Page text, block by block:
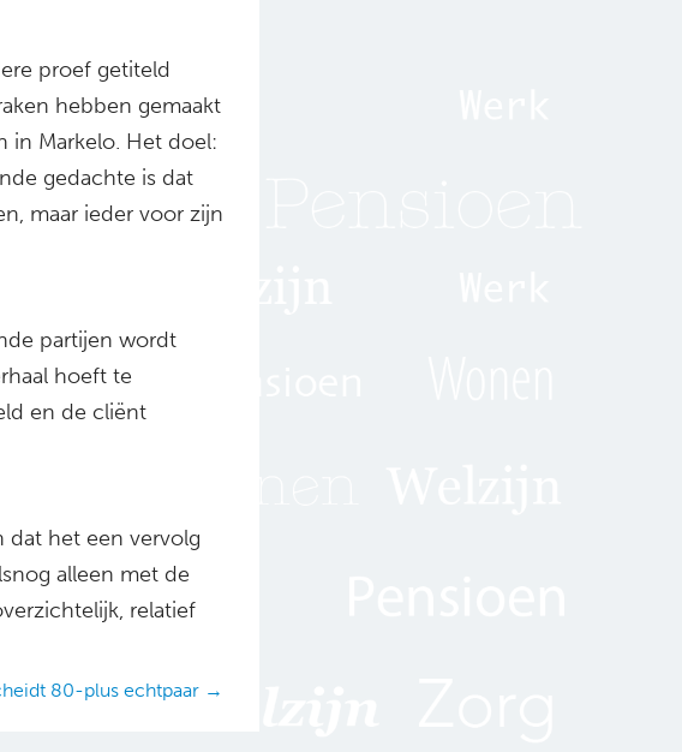
proef getiteld
hebben gemaakt
in Markelo. Het doel:
gedachte is dat
maar ieder voor zijn
partijen wordt
hoeft te
en de cliënt
dat het een vervolg
alleen met de
relatief
80-plus echtpaar →